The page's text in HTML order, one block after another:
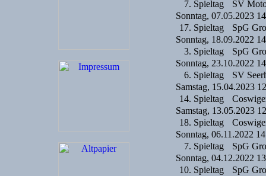
7. Spieltag
SV
Sonntag, 07.05.2023
17. Spieltag
SpG
Sonntag, 18.09.2022
3. Spieltag
SpG
Sonntag, 23.10.2022
6. Spieltag
SV
Samstag, 15.04.2023
14. Spieltag
Samstag, 13.05.2023
18. Spieltag
Sonntag, 06.11.2022
7. Spieltag
SpG
Sonntag, 04.12.2022
10. Spieltag
SpG